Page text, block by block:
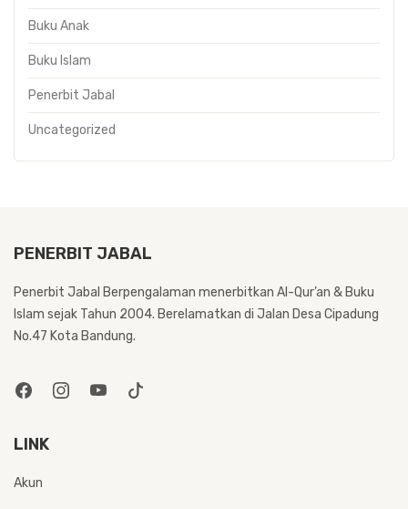
Buku Anak
Buku Islam
Penerbit Jabal
Uncategorized
PENERBIT JABAL
Penerbit Jabal Berpengalaman menerbitkan Al-Qur’an & Buku
Islam sejak Tahun 2004. Berelamatkan di Jalan Desa Cipadung
No.47 Kota Bandung.
LINK
Akun